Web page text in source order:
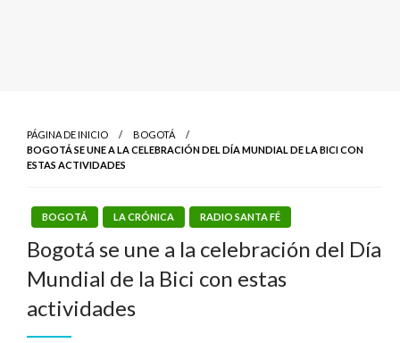
PÁGINA DE INICIO
BOGOTÁ
BOGOTÁ SE UNE A LA CELEBRACIÓN DEL DÍA MUNDIAL DE LA BICI CON
ESTAS ACTIVIDADES
BOGOTÁ LA CRÓNICA RADIO SANTA FÉ
Bogotá se une a la celebración del Día
Mundial de la Bici con estas
actividades